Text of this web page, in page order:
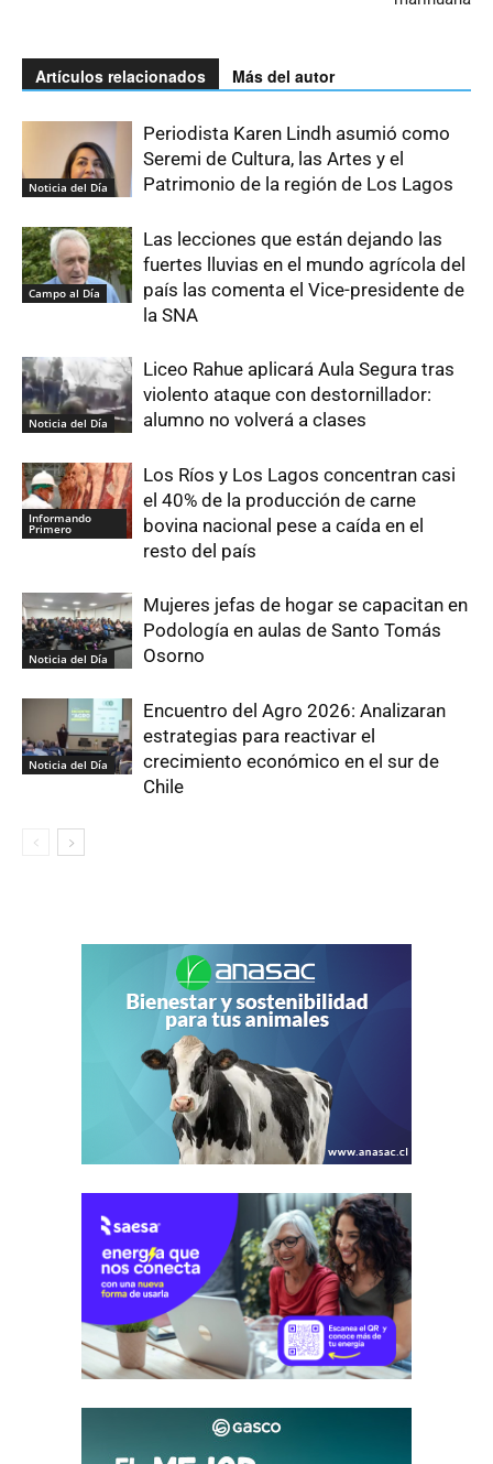
Artículos relacionados Más del autor
Noticia del Día
Periodista Karen Lindh asumió como
Seremi de Cultura, las Artes y el
Patrimonio de la región de Los Lagos
Campo al Día
Las lecciones que están dejando las
fuertes lluvias en el mundo agrícola del
país las comenta el Vice-presidente de
la SNA
Noticia del Día
Liceo Rahue aplicará Aula Segura tras
violento ataque con destornillador:
alumno no volverá a clases
Informando
Primero
Los Ríos y Los Lagos concentran casi
el 40% de la producción de carne
bovina nacional pese a caída en el
resto del país
Noticia del Día
Mujeres jefas de hogar se capacitan en
Podología en aulas de Santo Tomás
Osorno
Noticia del Día
Encuentro del Agro 2026: Analizaran
estrategias para reactivar el
crecimiento económico en el sur de
Chile